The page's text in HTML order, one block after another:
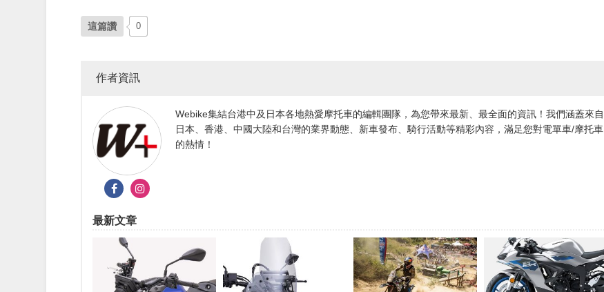
這篇讚 0
作者資訊
Webike集結台港中及日本各地熱愛摩托車的編輯團隊，為您帶來最新、最全面的資訊！我們涵蓋來自
日本、香港、中國大陸和台灣的業界動態、新車發布、騎行活動等精彩內容，滿足您對電單車/摩托車
的熱情！
最新文章